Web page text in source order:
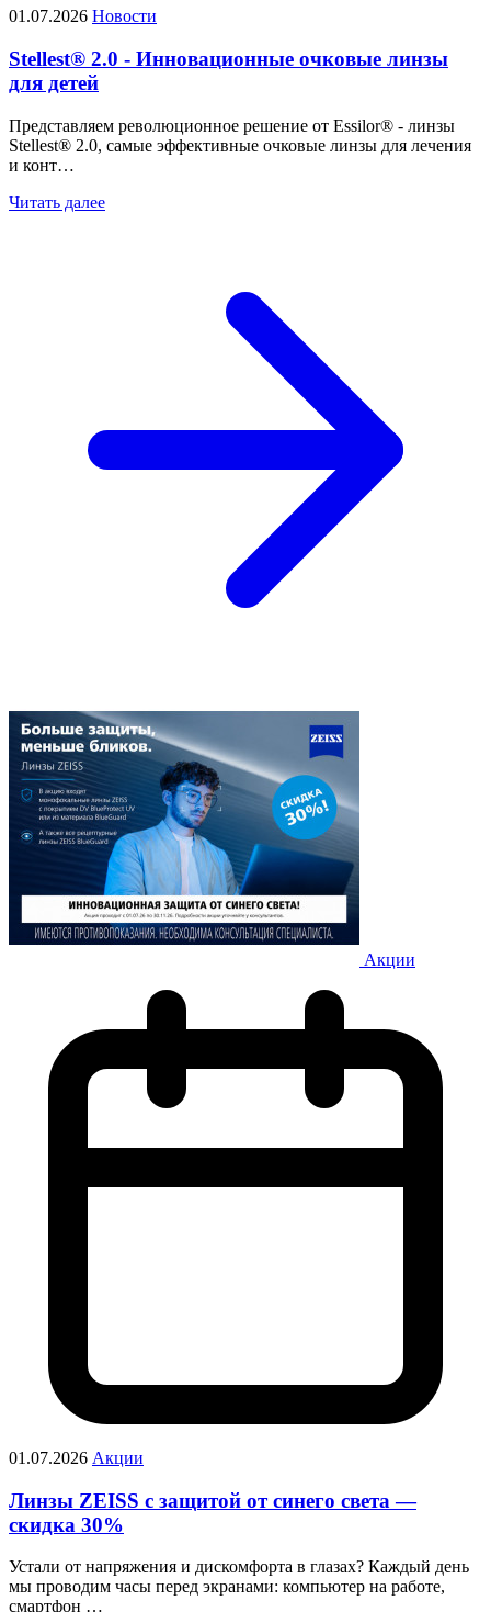
01.07.2026 Новости
Stellest® 2.0 - Инновационные очковые линзы
для детей
Представляем революционное решение от Essilor® - линзы
Stellest® 2.0, самые эффективные очковые линзы для лечения
и конт…
Читать далее
Акции
01.07.2026 Акции
Линзы ZEISS с защитой от синего света —
скидка 30%
Устали от напряжения и дискомфорта в глазах? Каждый день
мы проводим часы перед экранами: компьютер на работе,
смартфон …